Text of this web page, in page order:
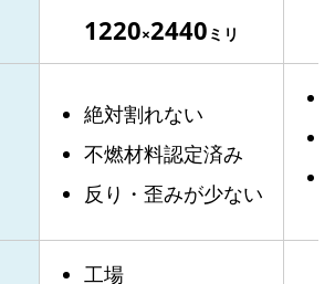
1220×2440 ミリ
絶対割れない
不燃材料認定済み
反り・歪みが少ない
工場